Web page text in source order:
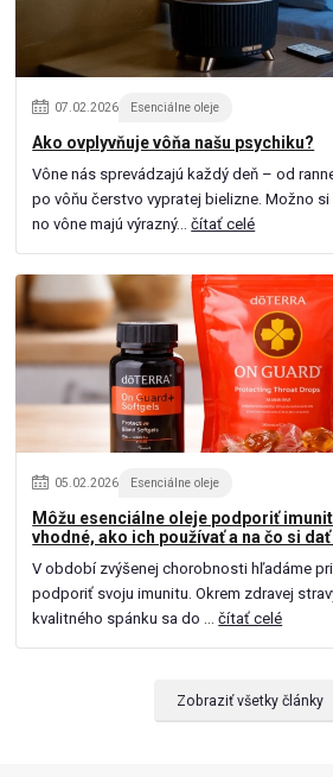
07.02.2026 Esenciálne oleje
Ako ovplyvňuje vôňa našu psychiku?
Vône nás sprevádzajú každý deň – od
po vôňu čerstvo vypratej bielizne. Možno
no vône majú výrazný...čítať celé
05.02.2026 Esenciálne oleje
Môžu esenciálne oleje podporiť
vhodné, ako ich používať a na čo si
V období zvýšenej chorobnosti hľadáme
podporiť svoju imunitu. Okrem zdravej
kvalitného spánku sa do ...čítať celé
Zobraziť všetky články